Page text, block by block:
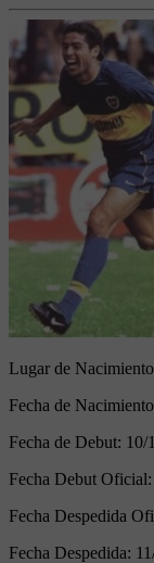
Lugar de
Fecha de
Fecha de Debut: 10/
Fecha Debut Oficial:
Fecha Despedida
Fecha Despedida: